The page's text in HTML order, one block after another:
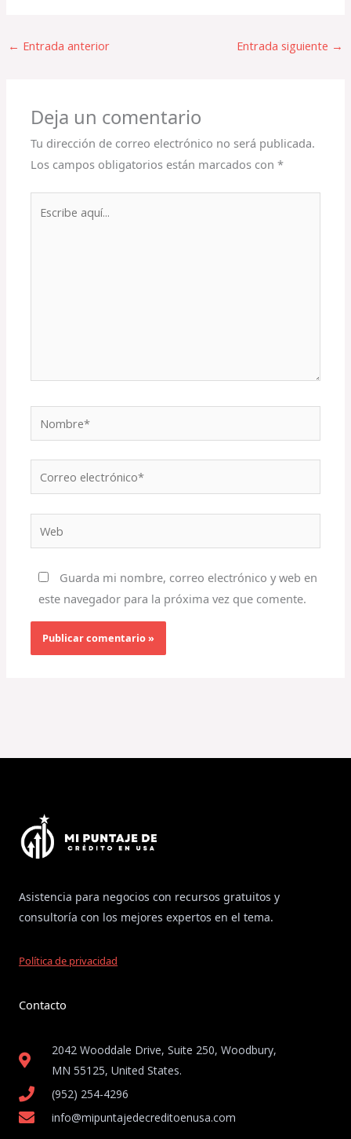
← Entrada anterior Entrada siguiente →
Deja un comentario
Tu dirección de correo electrónico no será publicada.
Los campos obligatorios están marcados con*
electrónico*
Guarda mi nombre, correo electrónico y web en
este navegador para la próxima vez que comente.
Asistencia para negocios con recursos gratuitos y
consultoría con los mejores expertos en el tema.
Política de privacidad
Contacto
2042 Wooddale Drive, Suite 250, Woodbury,
MN 55125, United States​.
(952) 254-4296
info@mipuntajedecreditoenusa.com